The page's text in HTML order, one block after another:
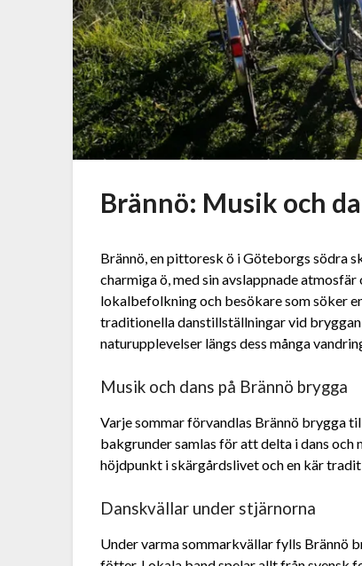
Brännö: Musik och
Brännö, en pittoresk ö i Göteborgs södra
charmiga ö, med sin avslappnade
lokalbefolkning och besökare som söker
traditionella danstillställningar vid
naturupplevelser längs dess många
Musik och dans på Brännö brygga
Varje sommar förvandlas Brännö brygga
bakgrunder samlas för att delta i dans och
höjdpunkt i skärgårdslivet och en kär
Danskvällar under stjärnorna
Under varma sommarkvällar fylls Brännö